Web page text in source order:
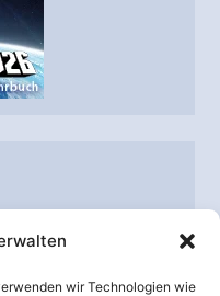
wir Technologien wie